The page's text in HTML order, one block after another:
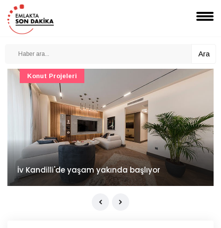
Ara
İv Kandilli'de yaşam yakında başlıyor
Konut Projeleri